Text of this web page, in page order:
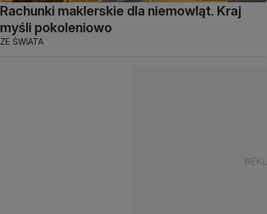
Rachunki maklerskie dla niemowląt. Kraj
myśli pokoleniowo
ZE ŚWIATA